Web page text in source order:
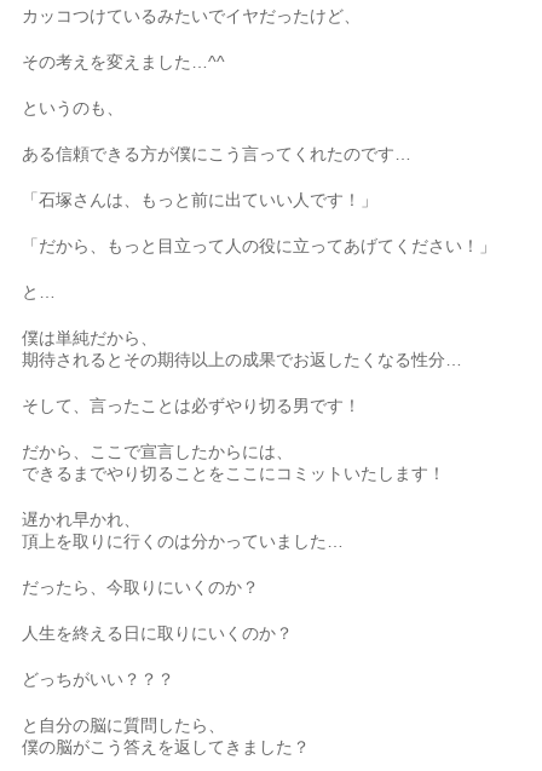
カッコつけているみたいでイヤだったけど、
その考えを変えました…^^
というのも、
ある信頼できる方が僕にこう言ってくれたのです…
「石塚さんは、もっと前に出ていい人です！」
「だから、もっと目立って人の役に立ってあげてください！」
と…
僕は単純だから、
期待されるとその期待以上の成果でお返したくなる性分…
そして、言ったことは必ずやり切る男です！
だから、ここで宣言したからには、
できるまでやり切ることをここにコミットいたします！
遅かれ早かれ、
頂上を取りに行くのは分かっていました…
だったら、今取りにいくのか？
人生を終える日に取りにいくのか？
どっちがいい？？？
と自分の脳に質問したら、
僕の脳がこう答えを返してきました？